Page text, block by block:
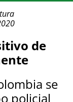
de
se
policial